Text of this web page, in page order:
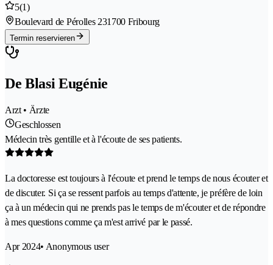
5(1)
Boulevard de Pérolles 231700 Fribourg
Termin reservieren
De Blasi Eugénie
Arzt • Ärzte
Geschlossen
Médecin très gentille et à l'écoute de ses patients.
La doctoresse est toujours à l'écoute et prend le temps de nous écouter et
de discuter. Si ça se ressent parfois au temps d'attente, je préfère de loin
ça à un médecin qui ne prends pas le temps de m'écouter et de répondre
à mes questions comme ça m'est arrivé par le passé.
Apr 2024• Anonymous user